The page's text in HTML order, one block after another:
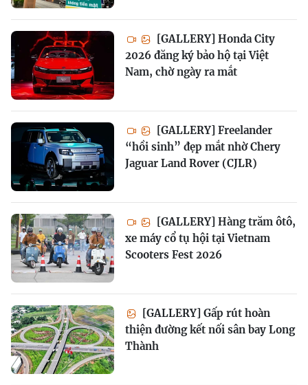
[GALLERY] Honda City
2026 đăng ký bảo hộ tại Việt
Nam, chờ ngày ra mắt
[GALLERY] Freelander
“hồi sinh” đẹp mắt nhờ Chery
Jaguar Land Rover (CJLR)
[GALLERY] Hàng trăm ôtô,
xe máy cổ tụ hội tại Vietnam
Scooters Fest 2026
[GALLERY] Gấp rút hoàn
thiện đường kết nối sân bay Long
Thành